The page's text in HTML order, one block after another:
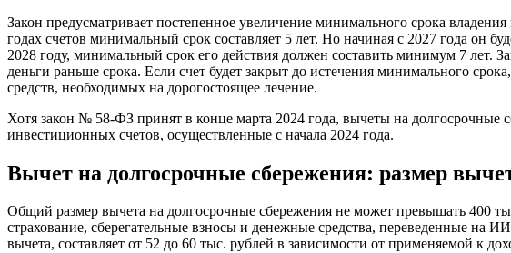
Закон предусматривает постепенное увеличение минимального срока
годах счетов минимальный срок составляет 5 лет. Но начиная с 2027 года он
2028 году, минимальный срок его действия должен составить минимум 7 лет.
деньги раньше срока. Если счет будет закрыт до истечения минимального
средств, необходимых на дорогостоящее лечение.
Хотя закон № 58-ФЗ принят в конце марта 2024 года, вычеты на
инвестиционных счетов, осуществленные с начала 2024 года.
Вычет на долгосрочные сбережения: размер
Общий размер вычета на долгосрочные сбережения не может превышать 400
страхование, сберегательные взносы и денежные средства, переведенные
вычета, составляет от 52 до 60 тыс. рублей в зависимости от применяемой к